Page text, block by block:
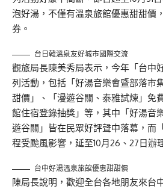
泡好湯，不僅有溫泉旅館優惠甜甜價
券。
台日韓溫泉友好城市國際交流
觀旅局長陳美秀局表示，今年「台中
列活動，包括「好湯音樂會暨部落市
甜價」、「漫遊谷關、泰雅試煉」免
館住宿登錄抽獎」等，其中「好湯音
遊谷關」皆在民眾好評聲中落幕，而
程受颱風影響，延至10月26、27日辦
台中好湯溫泉旅館優惠甜甜價
陳局長說明，歡迎全台各地朋友來台